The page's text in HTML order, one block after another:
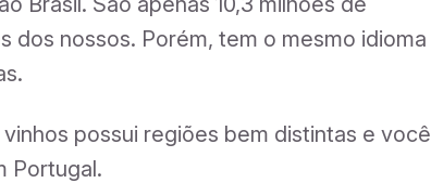
dos nossos. Porém, tem o mesmo idioma
possui regiões bem distintas e você
Portugal.